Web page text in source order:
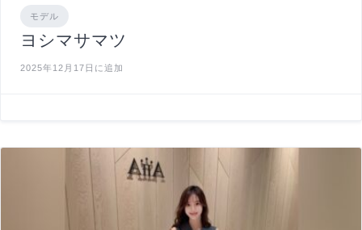
モデル
ヨシマサマツ
2025年12月17日に追加